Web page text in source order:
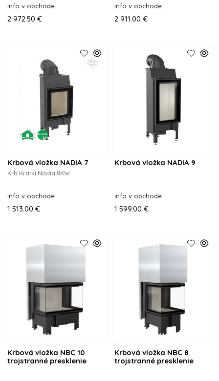
info v obchode
2 972.50 €
info v obchode
2 911.00 €
Krbová vložka NADIA 7
Krb Kratki Nadia 8KW
info v obchode
1 513.00 €
Krbová vložka NADIA 9
info v obchode
1 599.00 €
Krbová vložka NBC 10
trojstranné presklenie
Krbová vložka NBC 8
trojstranné presklenie